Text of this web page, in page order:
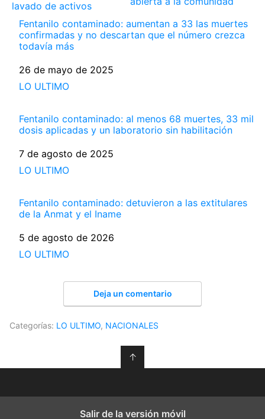
lavado de activos
Fentanilo contaminado: aumentan a 33 las muertes
confirmadas y no descartan que el número crezca
todavía más
Fecha
26 de mayo de 2025
Respecto a
LO ULTIMO
Fentanilo contaminado: al menos 68 muertes, 33 mil
dosis aplicadas y un laboratorio sin habilitación
Fecha
7 de agosto de 2025
Respecto a
LO ULTIMO
Fentanilo contaminado: detuvieron a las extitulares
de la Anmat y el Iname
Fecha
5 de agosto de 2026
Respecto a
LO ULTIMO
Deja un comentario
Categorías: LO ULTIMO, NACIONALES
↑
Salir de la versión móvil